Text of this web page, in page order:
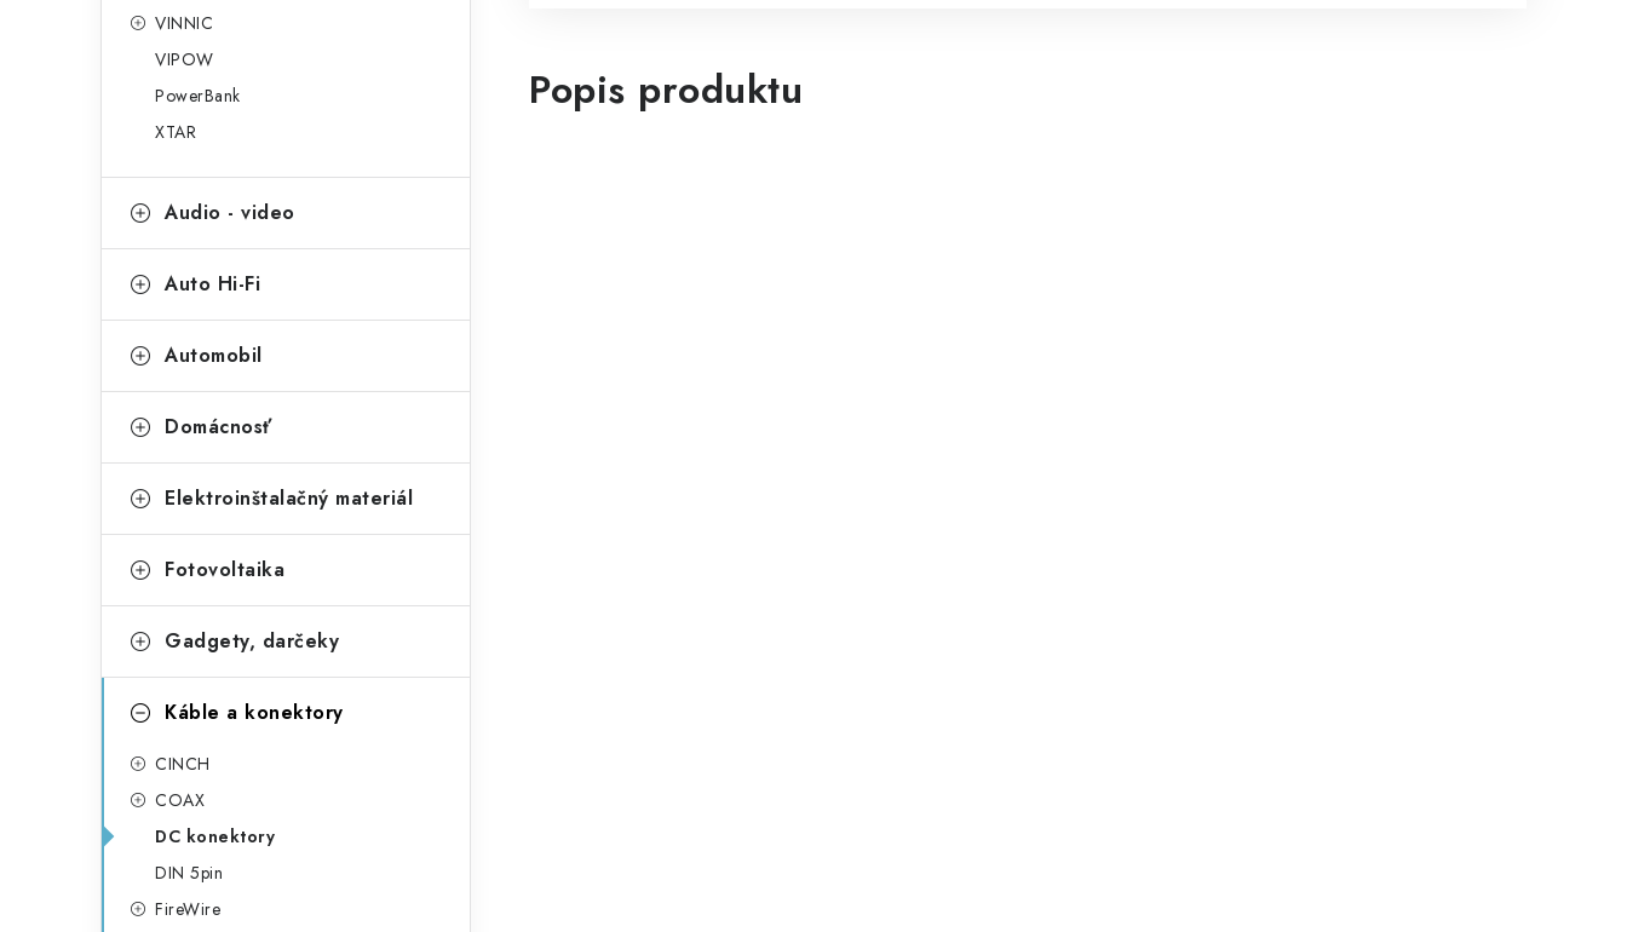
VINNIC
VIPOW
PowerBank
XTAR
Audio - video
Auto Hi-Fi
Automobil
Domácnosť
Elektroinštalačný materiál
Fotovoltaika
Gadgety, darčeky
Káble a konektory
CINCH
COAX
DC konektory
DIN 5pin
FireWire
Popis produktu